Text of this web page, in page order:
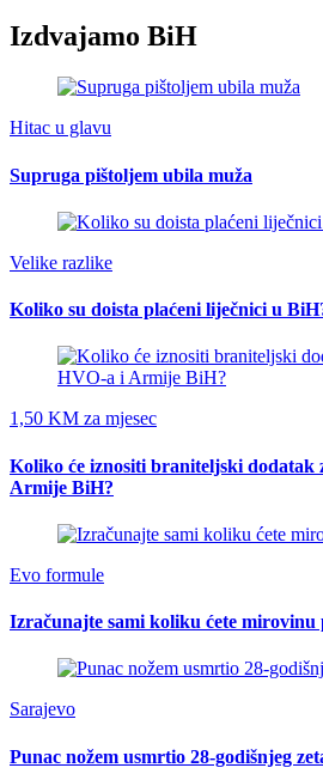
Izdvajamo BiH
Hitac u glavu
Supruga pištoljem ubila muža
Velike razlike
Koliko su doista plaćeni liječnici u
1,50 KM za mjesec
Koliko će iznositi braniteljski dodatak
Armije BiH?
Evo formule
Izračunajte sami koliku ćete mirovinu
Sarajevo
Punac nožem usmrtio 28-godišnjeg